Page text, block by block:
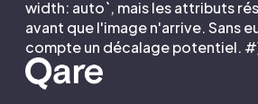
width: auto`, mais les attributs
avant que l'image n'arrive. Sans
compte un décalage potentiel.